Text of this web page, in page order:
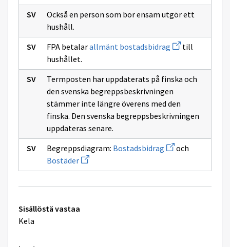
Också en person som bor ensam utgör ett
hushåll.
FPA betalarallmänt bostadsbidrag Avaa
uuden
sivulle
allmänt
bostadsbidrag
till
hushållet.
Termposten har uppdaterats på finska och
den svenska begreppsbeskrivningen
stämmer inte längre överens med den
finska. Den svenska begreppsbeskrivningen
uppdateras senare.
Begreppsdiagram: Bostadsbidrag Avaa
uuden
sivulle
och
BostäderAvaa
uuden
ikkunan
Tekniset
lisätiedot
Sisällöstä vastaa
Kela